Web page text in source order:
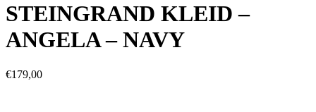
STEINGRAND KLEID –
ANGELA – NAVY
€179,00